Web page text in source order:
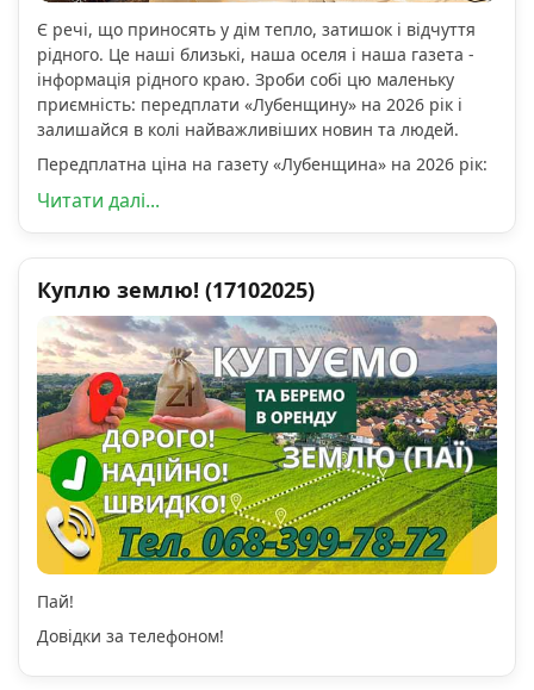
Є речі, що приносять у дім тепло, затишок і відчуття
рідного. Це наші близькі, наша оселя і наша газета -
інформація рідного краю. Зроби собі цю маленьку
приємність: передплати «Лубенщину» на 2026 рік і
залишайся в колі найважливіших новин та людей.
Передплатна ціна на газету «Лубенщина» на 2026 рік:
Читати далі...
Куплю землю! (17102025)
Пай!
Довідки за телефоном!